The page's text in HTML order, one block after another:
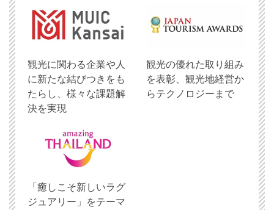
観光に関わる企業や人
に新たな結びつきをも
たらし、様々な課題解
決を実現
観光の優れた取り組み
を表彰、観光地経営か
らテクノロジーまで
「癒しこそ新しいラグ
ジュアリー」をテーマ